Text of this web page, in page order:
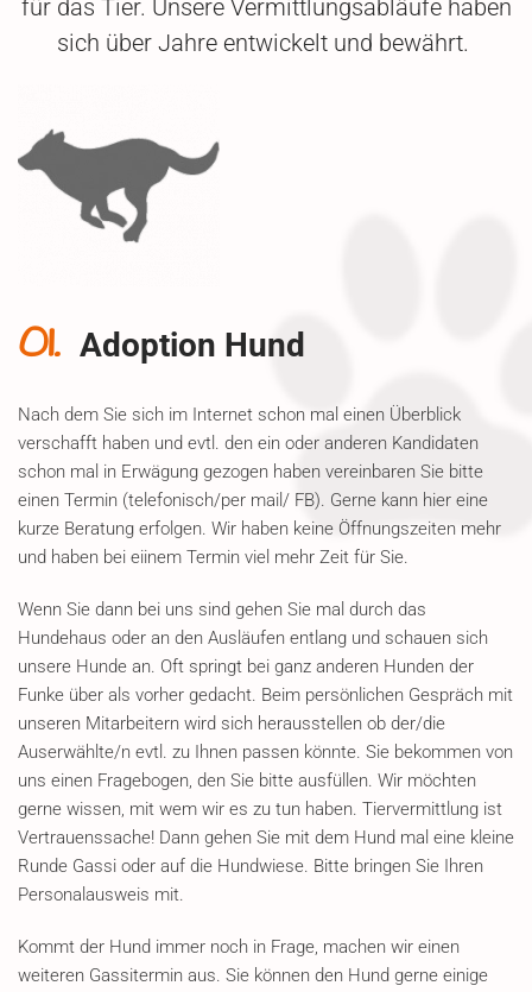
für das Tier. Unsere Vermittlungsabläufe haben
sich über Jahre entwickelt und bewährt.
01. Adoption Hund
Nach dem Sie sich im Internet schon mal einen Überblick
verschafft haben und evtl. den ein oder anderen Kandidaten
schon mal in Erwägung gezogen haben vereinbaren Sie bitte
einen Termin (telefonisch/per mail/ FB). Gerne kann hier eine
kurze Beratung erfolgen. Wir haben keine Öffnungszeiten mehr
und haben bei eiinem Termin viel mehr Zeit für Sie.
Wenn Sie dann bei uns sind gehen Sie mal durch das
Hundehaus oder an den Ausläufen entlang und schauen sich
unsere Hunde an. Oft springt bei ganz anderen Hunden der
Funke über als vorher gedacht. Beim persönlichen Gespräch mit
unseren Mitarbeitern wird sich herausstellen ob der/die
Auserwählte/n evtl. zu Ihnen passen könnte. Sie bekommen von
uns einen Fragebogen, den Sie bitte ausfüllen. Wir möchten
gerne wissen, mit wem wir es zu tun haben. Tiervermittlung ist
Vertrauenssache! Dann gehen Sie mit dem Hund mal eine kleine
Runde Gassi oder auf die Hundwiese. Bitte bringen Sie Ihren
Personalausweis mit.
Kommt der Hund immer noch in Frage, machen wir einen
weiteren Gassitermin aus. Sie können den Hund gerne einige